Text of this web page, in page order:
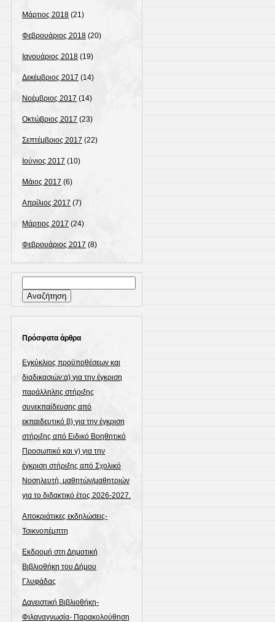
Μάρτιος 2018 (21)
Φεβρουάριος 2018 (20)
Ιανουάριος 2018 (19)
Δεκέμβριος 2017 (14)
Νοέμβριος 2017 (14)
Οκτώβριος 2017 (23)
Σεπτέμβριος 2017 (22)
Ιούνιος 2017 (10)
Μάιος 2017 (6)
Απρίλιος 2017 (7)
Μάρτιος 2017 (24)
Φεβρουάριος 2017 (8)
για:
Πρόσφατα άρθρα
Εγκύκλιος προϋποθέσεων και
διαδικασιών:α) για την έγκριση
παράλληλης στήριξης
συνεκπαίδευσης από
εκπαιδευτικό β) για την έγκριση
στήριξης από Ειδικό Βοηθητικό
Προσωπικό και γ) για την
έγκριση στήριξης από Σχολικό
Νοσηλευτή, μαθητών/μαθητριών
για το διδακτικό έτος 2026-2027.
Αποκριάτικες εκδηλώσεις-
Τσικνοπέμπτη
Εκδρομή στη Δημοτική
Βιβλιοθήκη του Δήμου
Γλυφάδας
Δανειστική Βιβλιοθήκη-
Φιλαναγνωσία- Παρακολούθηση